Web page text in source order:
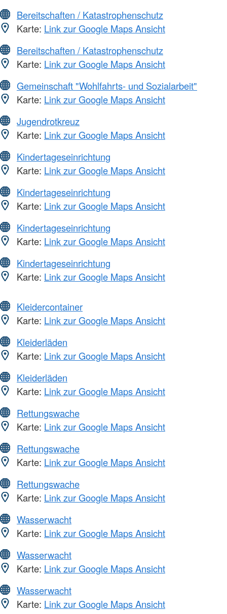
Bereitschaften / Katastrophenschutz
Karte: Link zur Google Maps Ansicht
Bereitschaften / Katastrophenschutz
Karte: Link zur Google Maps Ansicht
Gemeinschaft "Wohlfahrts- und Sozialarbeit"
Karte: Link zur Google Maps Ansicht
Jugendrotkreuz
Karte: Link zur Google Maps Ansicht
Kindertageseinrichtung
Karte: Link zur Google Maps Ansicht
Kindertageseinrichtung
Karte: Link zur Google Maps Ansicht
Kindertageseinrichtung
Karte: Link zur Google Maps Ansicht
Kindertageseinrichtung
Karte: Link zur Google Maps Ansicht
Kleidercontainer
Karte: Link zur Google Maps Ansicht
Kleiderläden
Karte: Link zur Google Maps Ansicht
Kleiderläden
Karte: Link zur Google Maps Ansicht
Rettungswache
Karte: Link zur Google Maps Ansicht
Rettungswache
Karte: Link zur Google Maps Ansicht
Rettungswache
Karte: Link zur Google Maps Ansicht
Wasserwacht
Karte: Link zur Google Maps Ansicht
Wasserwacht
Karte: Link zur Google Maps Ansicht
Wasserwacht
Karte: Link zur Google Maps Ansicht